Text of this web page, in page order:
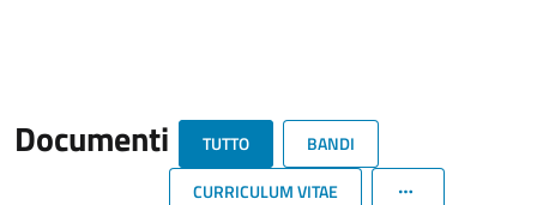
Documenti TUTTO
BANDI
CURRICULUM VITAE